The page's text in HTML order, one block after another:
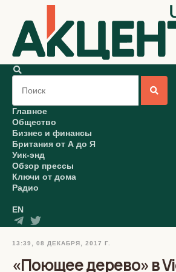
Главное
Общество
Бизнес и финансы
Британия от А до Я
Уик-энд
Обзор прессы
Ключи от дома
Радио
EN
13:39, 08 ДЕКАБРЯ, 2017 Г.
«Поющее дерево» в